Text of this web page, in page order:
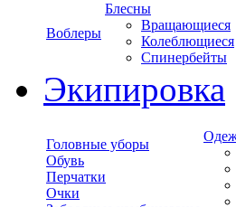
Воблеры
Блесны
Вращающиеся
Колеблющиеся
Спинербейты
Экипировка
Головные уборы
Обувь
Перчатки
Очки